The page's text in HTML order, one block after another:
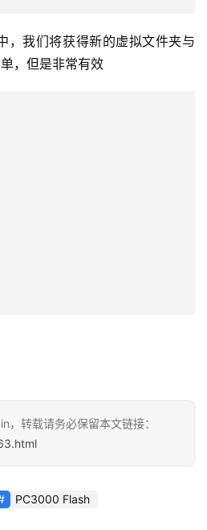
，我们将获得新的虚拟文件夹与
，但是非常有效
，转载请务必保留本文链接：
PC3000 Flash